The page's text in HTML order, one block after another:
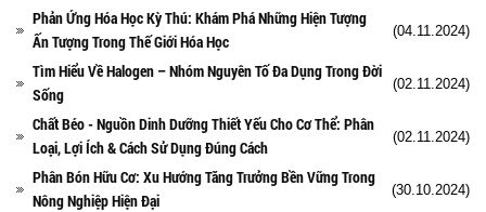
Phản Ứng Hóa Học Kỳ Thú: Khám Phá Những Hiện Tượng
Ấn Tượng Trong Thế Giới Hóa Học
(04.11.2024)
Tìm Hiểu Về Halogen – Nhóm Nguyên Tố Đa Dụng Trong Đời
Sống
(02.11.2024)
Chất Béo - Nguồn Dinh Dưỡng Thiết Yếu Cho Cơ Thể: Phân
Loại, Lợi Ích & Cách Sử Dụng Đúng Cách
(02.11.2024)
Phân Bón Hữu Cơ: Xu Hướng Tăng Trưởng Bền Vững Trong
Nông Nghiệp Hiện Đại
(30.10.2024)